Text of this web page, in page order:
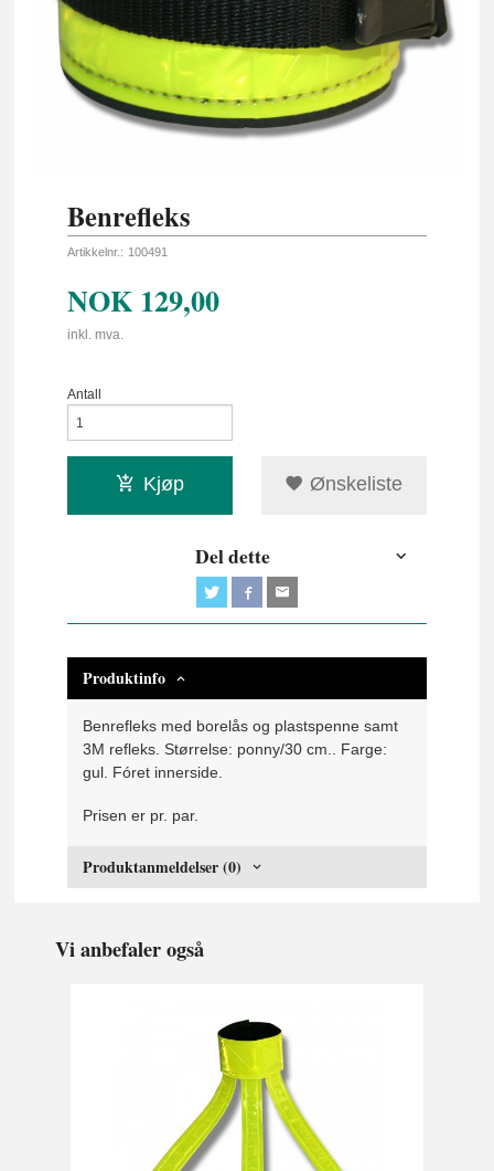
Benrefleks
Artikkelnr.: 100491
NOK 129,00
inkl. mva.
Antall
Kjøp Ønskeliste
Del dette
Produktinfo
Benrefleks med borelås og plastspenne samt
3M refleks. Størrelse: ponny/30 cm.. Farge:
gul. Fóret innerside.
Prisen er pr. par.
Produktanmeldelser (0)
Vi anbefaler også